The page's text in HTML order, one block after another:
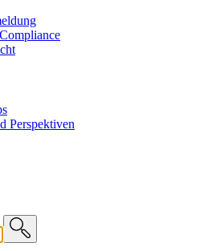
Compliance
Perspektiven